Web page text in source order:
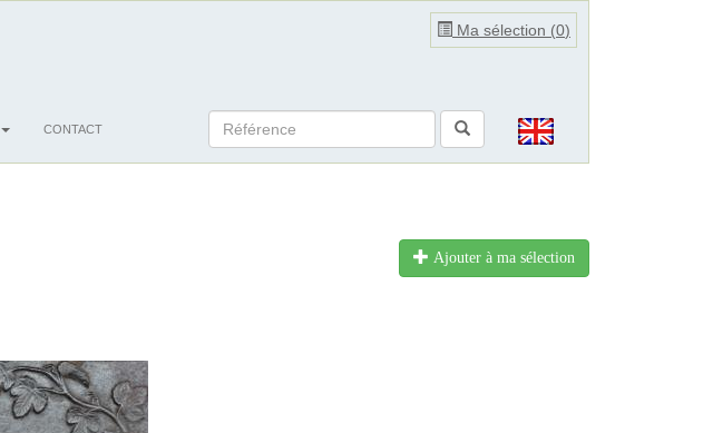
Ma sélection (0)
CONTACT
Ajouter à ma sélection